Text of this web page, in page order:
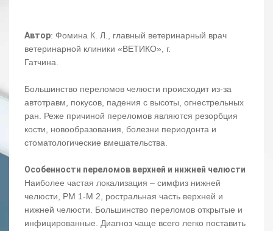
Автор: Фомина К. Л., главный ветеринарный врач
ветеринарной клиники «ВЕТИКО», г.
Гатчина.
Большинство переломов челюсти происходит из-за
автотравм, покусов, падения с высоты, огнестрельных
ран. Реже причиной переломов являются резорбция
кости, новообразования, болезни периодонта и
стоматологические вмешательства.
Особенности переломов верхней и нижней челюсти
Наиболее частая локализация – симфиз нижней
челюсти, РМ 1-М 2, ростральная часть верхней и
нижней челюсти. Большинство переломов открытые и
инфицированные. Диагноз чаще всего легко поставить